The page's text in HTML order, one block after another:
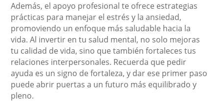
Además, el apoyo profesional te ofrece estrategias
prácticas para manejar el estrés y la ansiedad,
promoviendo un enfoque más saludable hacia la
vida. Al invertir en tu salud mental, no solo mejoras
tu calidad de vida, sino que también fortaleces tus
relaciones interpersonales. Recuerda que pedir
ayuda es un signo de fortaleza, y dar ese primer paso
puede abrir puertas a un futuro más equilibrado y
pleno.